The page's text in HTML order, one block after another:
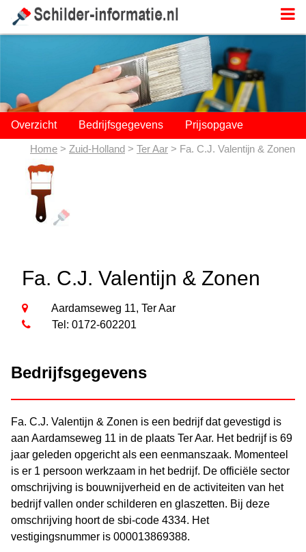
Overzicht Bedrijfsgegevens Prijsopgave
Home > Zuid-Holland > Ter Aar > Fa. C.J. Valentijn & Zonen
Fa. C.J. Valentijn & Zonen
Aardamseweg 11, Ter Aar
Tel: 0172-602201
Bedrijfsgegevens
Fa. C.J. Valentijn & Zonen is een bedrijf dat gevestigd is
aan Aardamseweg 11 in de plaats Ter Aar. Het bedrijf is 69
jaar geleden opgericht als een eenmanszaak. Momenteel
is er 1 persoon werkzaam in het bedrijf. De officiële sector
omschrijving is bouwnijverheid en de activiteiten van het
bedrijf vallen onder schilderen en glaszetten. Bij deze
omschrijving hoort de sbi-code 4334. Het
vestigingsnummer is 000013869388.